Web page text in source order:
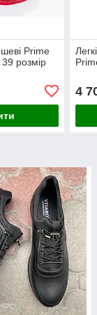
Prime
розмір
4